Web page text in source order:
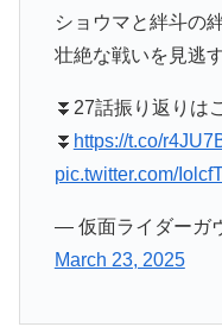
ショウマと絆斗の
壮絶な戦いを見逃
⏬27話振り返りは
⏬ https://t.co/
pic.twitter.com/
— 仮面ライダーガ
March 23, 2025